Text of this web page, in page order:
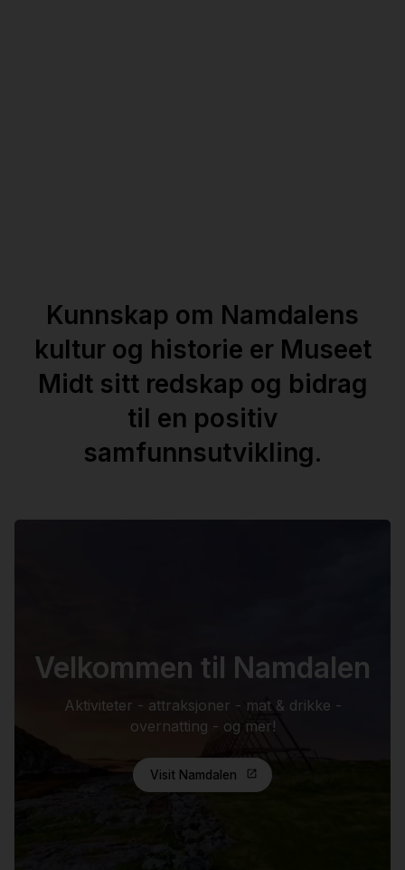
Kunnskap om Namdalens
kultur og historie er Museet
Midt sitt redskap og bidrag
til en positiv
samfunnsutvikling.
Velkommen til Namdalen
Aktiviteter - attraksjoner - mat & drikke -
overnatting - og mer!
Visit Namdalen